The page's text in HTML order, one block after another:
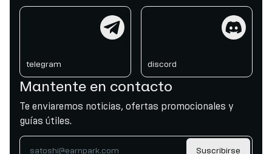
telegram discord
Mantente en contacto
Te enviaremos noticias, ofertas promocionales y
guías útiles.
Suscribirse